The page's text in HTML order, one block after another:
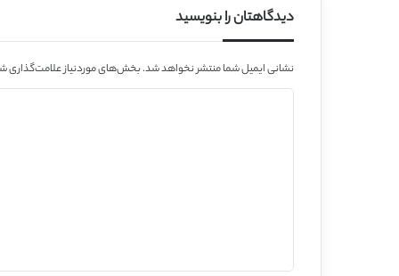
دیدگاهتان را بنویسید
نشانی ایمیل شما منتشر نخواهد شد.بخش‌های موردنیاز علامت‌گذاری